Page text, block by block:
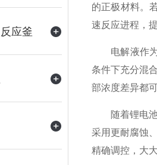
的正极材料。
速反应进程，
电解液作为
条件下充分混
部浓度差异都
随着锂电池
采用更耐腐蚀
精确调控，大
应釜